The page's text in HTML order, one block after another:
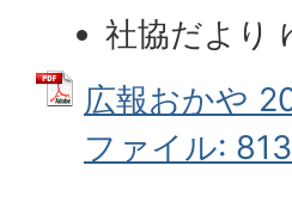
社協だより
広報おかや
ファイル: